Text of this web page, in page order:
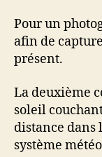
Pour un
afin de
présent.
La deuxième
soleil
distance dans
système